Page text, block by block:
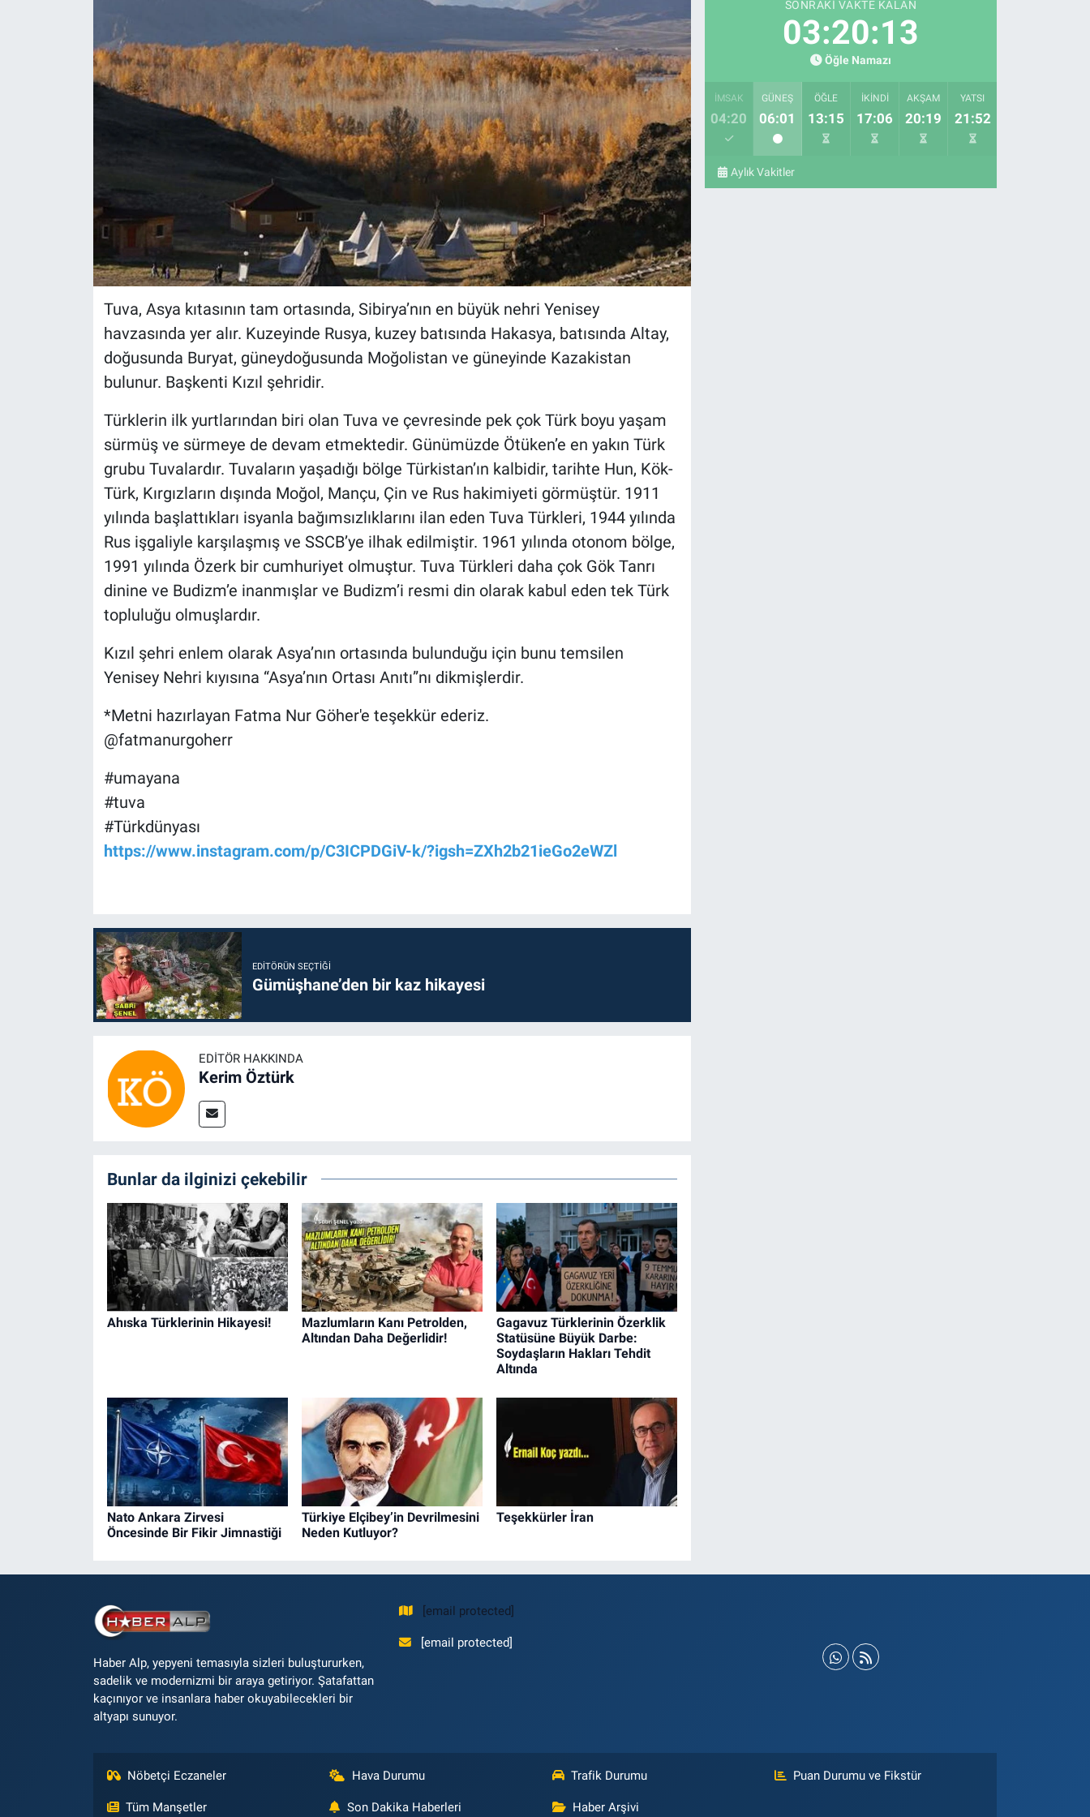
Tuva, Asya kıtasının tam ortasında, Sibirya’nın en büyük nehri Yenisey
havzasında yer alır. Kuzeyinde Rusya, kuzey batısında Hakasya, batısında Altay,
doğusunda Buryat, güneydoğusunda Moğolistan ve güneyinde Kazakistan
bulunur. Başkenti Kızıl şehridir.
Türklerin ilk yurtlarından biri olan Tuva ve çevresinde pek çok Türk boyu yaşam
sürmüş ve sürmeye de devam etmektedir. Günümüzde Ötüken’e en yakın Türk
grubu Tuvalardır. Tuvaların yaşadığı bölge Türkistan’ın kalbidir, tarihte Hun, Kök-
Türk, Kırgızların dışında Moğol, Mançu, Çin ve Rus hakimiyeti görmüştür. 1911
yılında başlattıkları isyanla bağımsızlıklarını ilan eden Tuva Türkleri, 1944 yılında
Rus işgaliyle karşılaşmış ve SSCB’ye ilhak edilmiştir. 1961 yılında otonom bölge,
1991 yılında Özerk bir cumhuriyet olmuştur. Tuva Türkleri daha çok Gök Tanrı
dinine ve Budizm’e inanmışlar ve Budizm’i resmi din olarak kabul eden tek Türk
topluluğu olmuşlardır.
Kızıl şehri enlem olarak Asya’nın ortasında bulunduğu için bunu temsilen
Yenisey Nehri kıyısına “Asya’nın Ortası Anıtı”nı dikmişlerdir.
*Metni hazırlayan Fatma Nur Göher'e teşekkür ederiz.
@fatmanurgoherr
#umayana
#tuva
#Türkdünyası
https://www.instagram.com/p/C3ICPDGiV-k/?igsh=ZXh2b21ieGo2eWZl
EDITÖRÜN SEÇTIĞI
Gümüşhane’den bir kaz hikayesi
EDITÖR HAKKINDA
Kerim Öztürk
Bunlar da ilginizi çekebilir
Ahıska Türklerinin Hikayesi!
Mazlumların Kanı Petrolden,
Altından Daha Değerlidir!
Gagavuz Türklerinin Özerklik
Statüsüne Büyük Darbe:
Soydaşların Hakları Tehdit
Altında
Nato Ankara Zirvesi
Öncesinde Bir Fikir Jimnastiği
Türkiye Elçibey’in Devrilmesini
Neden Kutluyor?
Teşekkürler İran
SONRAKI VAKTE KALAN
03:20:12
Öğle Namazı
İMSAK
04:20
GÜNEŞ
06:01
ÖĞLE
13:15
İKINDI
17:06
AKŞAM
20:19
YATSI
21:52
Aylık Vakitler
Haber Alp, yepyeni temasıyla sizleri buluştururken,
sadelik ve modernizmi bir araya getiriyor. Şatafattan
kaçınıyor ve insanlara haber okuyabilecekleri bir
altyapı sunuyor.
[email protected]
[email protected]
Nöbetçi Eczaneler Hava Durumu Trafik Durumu Puan Durumu ve Fikstür
Tüm Manşetler Son Dakika Haberleri Haber Arşivi